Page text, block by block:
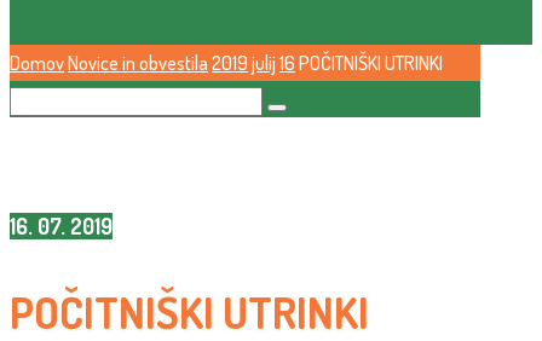
DomovNovice in obvestila 2019 julij 16 POČITNIŠKI UTRINKI
16. 07. 2019
POČITNIŠKI UTRINKI